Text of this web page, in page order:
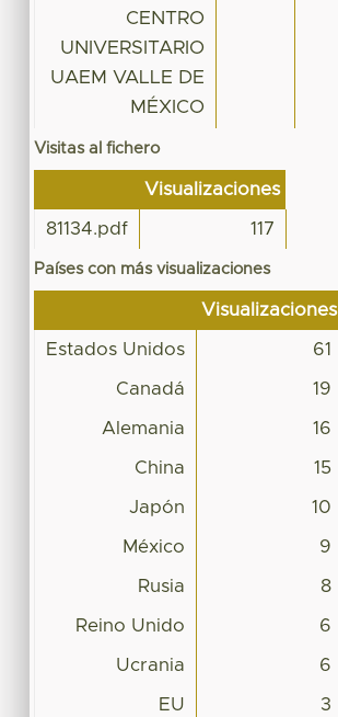
CENTRO
UNIVERSITARIO
UAEM VALLE DE
MÉXICO
Visitas al fichero
Visualizaciones
81134.pdf 117
Países con más visualizaciones
Visualizaciones
Estados Unidos 61
Canadá 19
Alemania 16
China 15
Japón 10
México 9
Rusia 8
Reino Unido 6
Ucrania 6
EU 3